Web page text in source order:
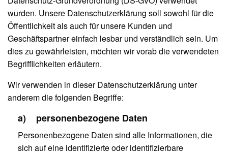
wurden. Unsere Datenschutzerklärung soll sowohl für die
Öffentlichkeit als auch für unsere Kunden und
Geschäftspartner einfach lesbar und verständlich sein. Um
dies zu gewährleisten, möchten wir vorab die verwendeten
Begrifflichkeiten erläutern.
Wir verwenden in dieser Datenschutzerklärung unter
anderem die folgenden Begriffe:
a) personenbezogene Daten
Personenbezogene Daten sind alle Informationen, die
sich auf eine identifizierte oder identifizierbare